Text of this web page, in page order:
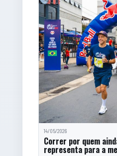
14/05/2026
Correr por quem
representa para a